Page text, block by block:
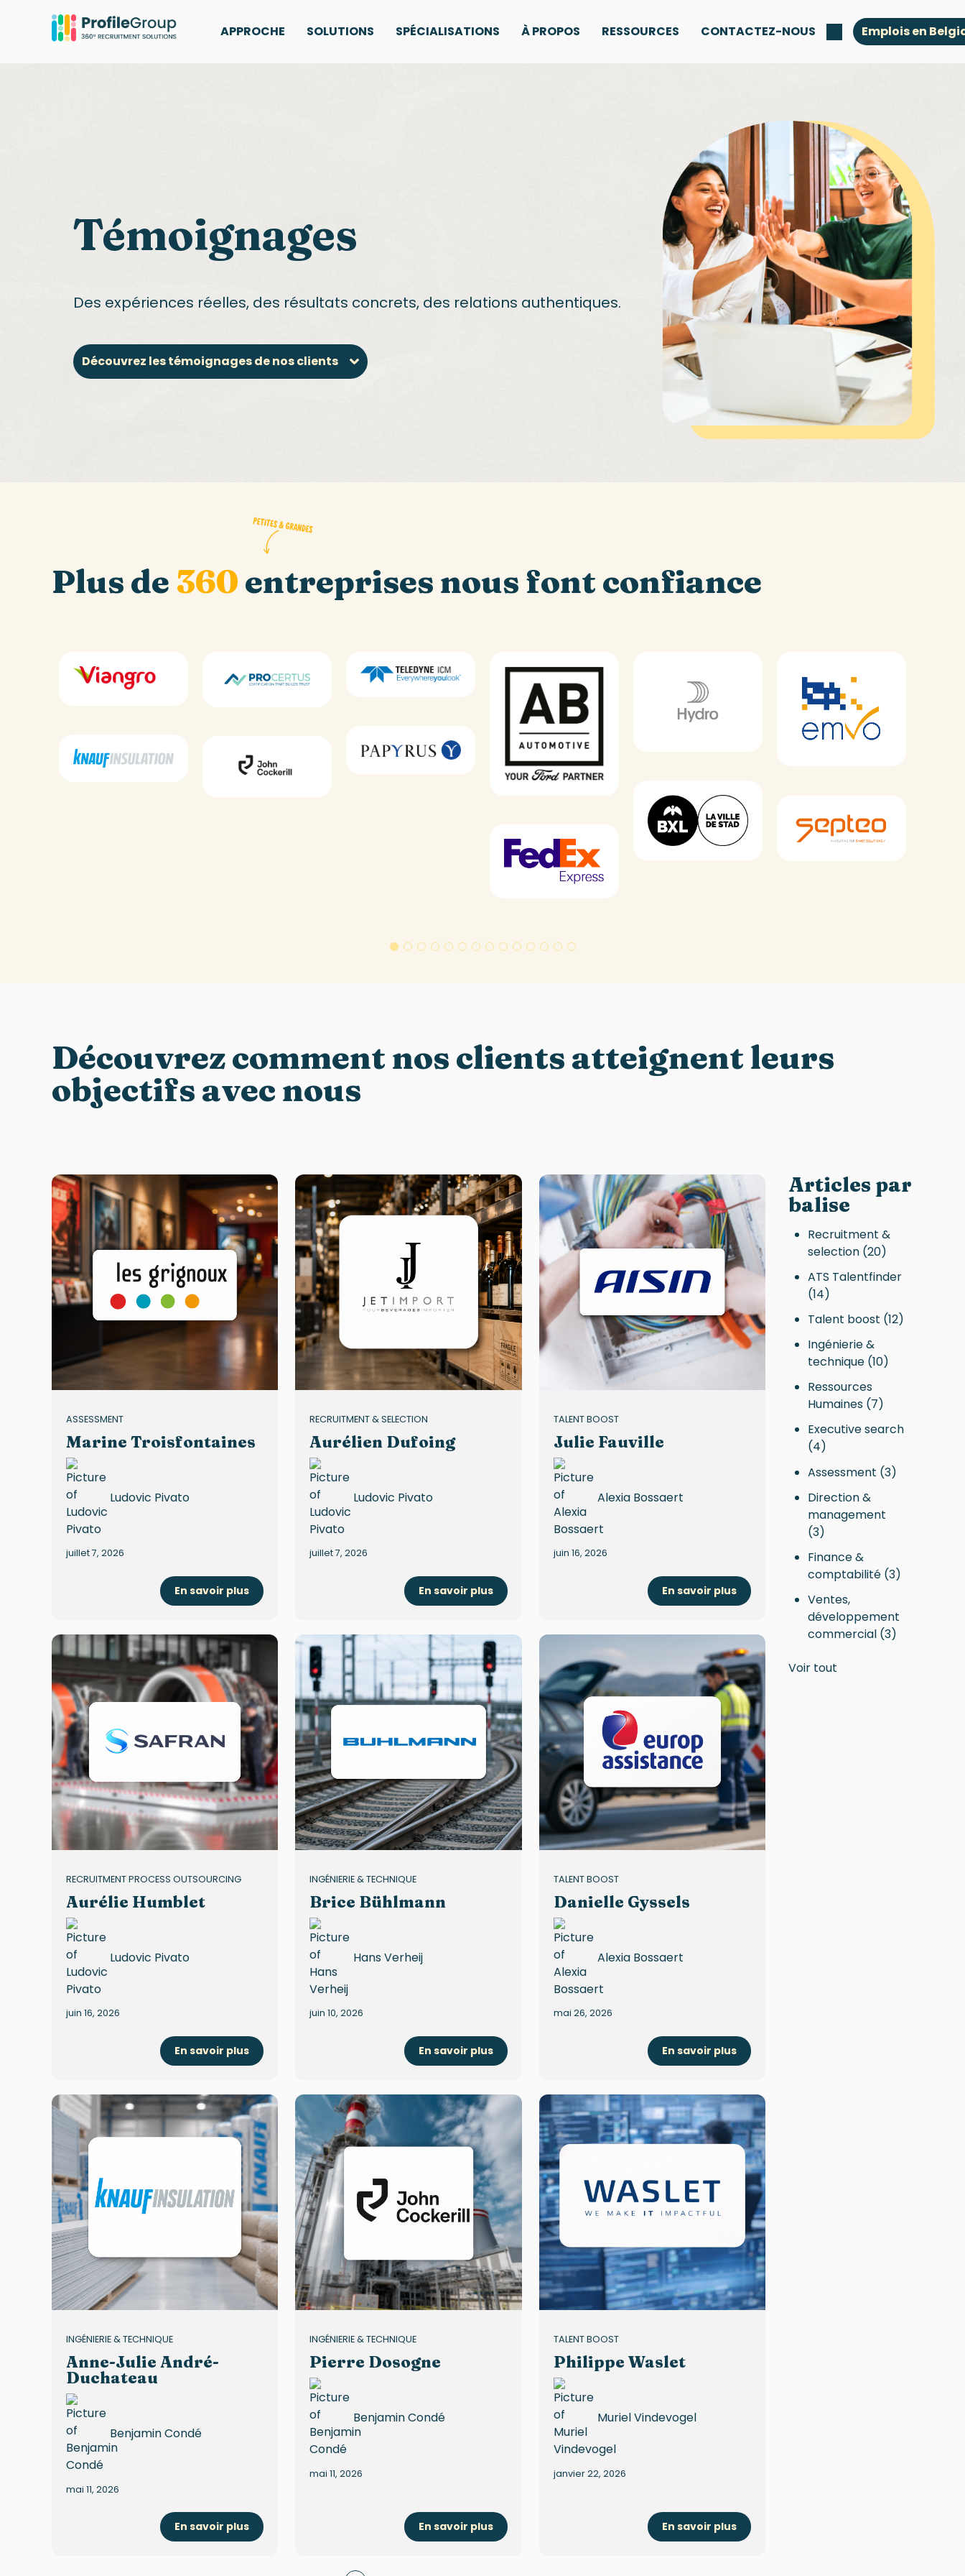
APPROCHE SOLUTIONS SPÉCIALISATIONS À PROPOS RESSOURCES CONTACTEZ-NOUS Emplois en
Témoignages
Des expériences réelles, des résultats concrets, des relations authentiques.
Découvrez les témoignages de nos clients
Plus de 360 entreprises nous font confiance
Découvrez comment nos clients atteignent leurs
objectifs avec nous
ASSESSMENT
Marine Troisfontaines
Ludovic Pivato
juillet 7, 2026
En savoir plus
RECRUITMENT & SELECTION
Aurélien Dufoing
Ludovic Pivato
juillet 7, 2026
En savoir plus
TALENT BOOST
Julie Fauville
Alexia Bossaert
juin 16, 2026
En savoir plus
RECRUITMENT PROCESS OUTSOURCING
Aurélie Humblet
Ludovic Pivato
juin 16, 2026
En savoir plus
INGÉNIERIE & TECHNIQUE
Brice Bühlmann
Hans Verheij
juin 10, 2026
En savoir plus
TALENT BOOST
Danielle Gyssels
Alexia Bossaert
mai 26, 2026
En savoir plus
INGÉNIERIE & TECHNIQUE
Anne-Julie André-
Duchateau
Benjamin Condé
mai 11, 2026
En savoir plus
INGÉNIERIE & TECHNIQUE
Pierre Dosogne
Benjamin Condé
mai 11, 2026
En savoir plus
TALENT BOOST
Philippe Waslet
Muriel Vindevogel
janvier 22, 2026
En savoir plus
Articles par
balise
Recruitment &
selection (20)
ATS Talentfinder
(14)
Talent boost (12)
Ingénierie &
technique (10)
Ressources
Humaines (7)
Executive search
(4)
Assessment (3)
Direction &
management
(3)
Finance &
comptabilité (3)
Ventes,
développement
commercial (3)
Voir tout